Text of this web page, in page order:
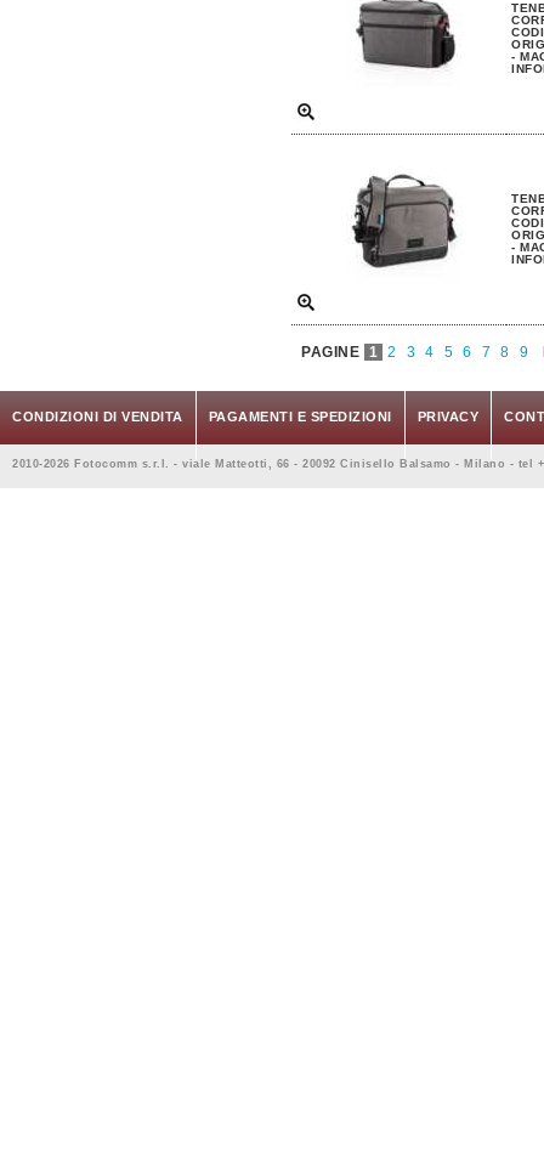
-
-
PAGINE 1 2 3 4 5 6 7 8 9
CONDIZIONI DI VENDITA PAGAMENTI E SPEDIZIONI PRIVACY
2010-2026 Fotocomm s.r.l. - viale Matteotti, 66 - 20092 Cinisello Balsamo - Milano - tel